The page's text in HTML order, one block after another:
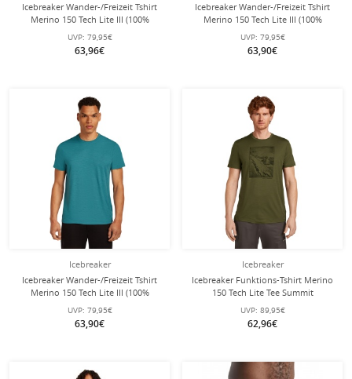
Icebreaker Wander-/Freizeit Tshirt
Merino 150 Tech Lite III (100%
Merinowolle) loden dunkelgrün
Herren
UVP: 79,95€
63,96€
Icebreaker Wander-/Freizeit Tshirt
Merino 150 Tech Lite III (100%
Merinowolle) schwarz Herren
UVP: 79,95€
63,90€
Icebreaker
Icebreaker Wander-/Freizeit Tshirt
Merino 150 Tech Lite III (100%
Merinowolle) topazblau Herren
UVP: 79,95€
63,90€
Icebreaker
Icebreaker Funktions-Tshirt Merino
150 Tech Lite Tee Summit
(Merinowolle) 2025 lodengrün
Herren
UVP: 89,95€
62,96€